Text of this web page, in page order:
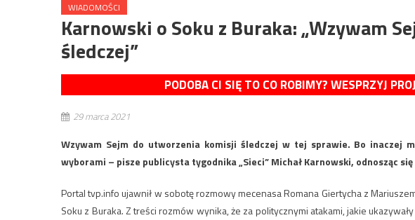
WIADOMOŚCI
Karnowski o Soku z Buraka: „Wzywam
śledczej”
PODOBA CI SIĘ TO CO ROBIMY? WESPRZYJ
29 marca 2021
Wzywam Sejm do utworzenia komisji śledczej w tej sprawie. Bo inaczej
wyborami – pisze publicysta tygodnika „Sieci” Michał Karnowski, odnosząc
Portal tvp.info ujawnił w sobotę rozmowy mecenasa Romana Giertycha z
Soku z Buraka. Z treści rozmów wynika, że za politycznymi atakami, jakie